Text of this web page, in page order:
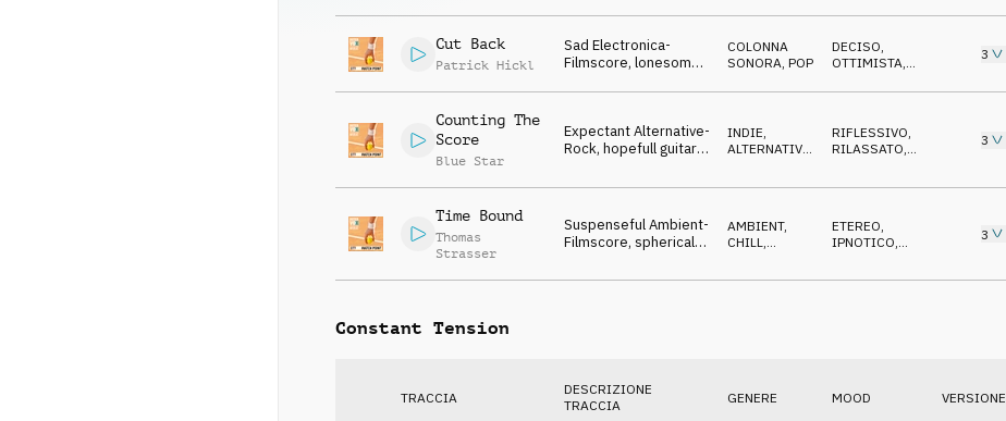
touching atmo
Cut Back
Patrick Hickl
Sad Electronica-
Filmscore, lonesome
it`s over
COLONNA
SONORA POP
DECISO
OTTIMISTA
3
Counting The
Score
Blue Star
Expectant Alternative-
Rock, hopefull guitars,
thoughtful
INDIE,
ALTERNATIVA
RIFLESSIVO
RILASSATO
3
Time Bound
Thomas
Strasser
Suspenseful Ambient-
Filmscore, spherical
Tock
AMBIENT,
CHILL,
ETEREO,
IPNOTICO,
3
Constant Tension
TRACCIA
DESCRIZIONE
TRACCIA
GENERE MOOD VERSIONE